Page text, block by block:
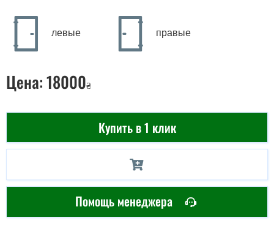
левые правые
Цена:18000₴
Купить в 1 клик
Помощь менеджера